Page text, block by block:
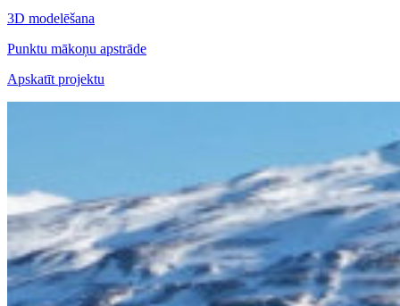
3D modelēšana
Punktu mākoņu apstrāde
Apskatīt projektu